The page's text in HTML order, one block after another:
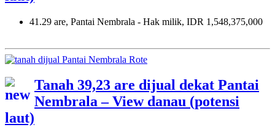
41.29 are, Pantai Nembrala - Hak milik, IDR 1,548,375,000
Tanah 39,23 are dijual dekat Pantai
Nembrala – View danau (potensi
laut)